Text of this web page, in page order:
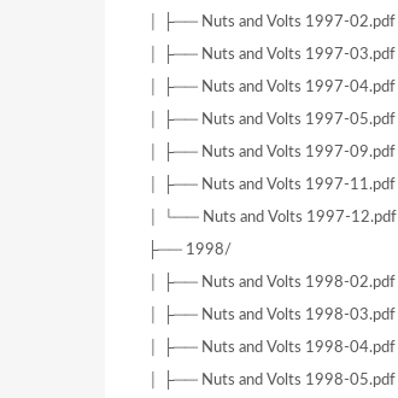
│ ├── Nuts and Volts 1997-02.pdf
│ ├── Nuts and Volts 1997-03.pdf
│ ├── Nuts and Volts 1997-04.pdf
│ ├── Nuts and Volts 1997-05.pdf
│ ├── Nuts and Volts 1997-09.pdf
│ ├── Nuts and Volts 1997-11.pdf
│ └── Nuts and Volts 1997-12.pdf
├── 1998/
│ ├── Nuts and Volts 1998-02.pdf
│ ├── Nuts and Volts 1998-03.pdf
│ ├── Nuts and Volts 1998-04.pdf
│ ├── Nuts and Volts 1998-05.pdf